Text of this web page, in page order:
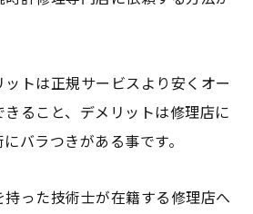
トは正規サービスより安くオー
ること、デメリットは修理店に
バラつきがある事です。
った技術士が在籍する修理店へ